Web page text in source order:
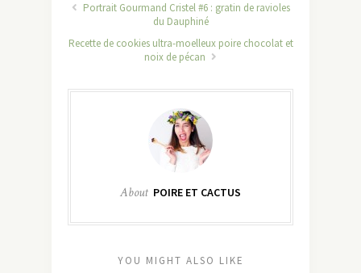
Portrait Gourmand Cristel #6 : gratin de ravioles
du Dauphiné
Recette de cookies ultra-moelleux poire chocolat et
noix de pécan
About POIRE ET CACTUS
YOU MIGHT ALSO LIKE